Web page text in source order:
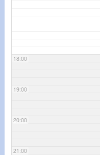
18:00
19:00
20:00
21:00